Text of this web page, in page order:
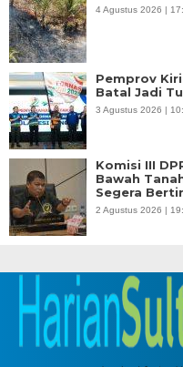
4 Agustus 2026 |
Pemprov
Batal Jadi
3 Agustus 2026 |
Komisi III
Bawah
Segera
2 Agustus 2026 |